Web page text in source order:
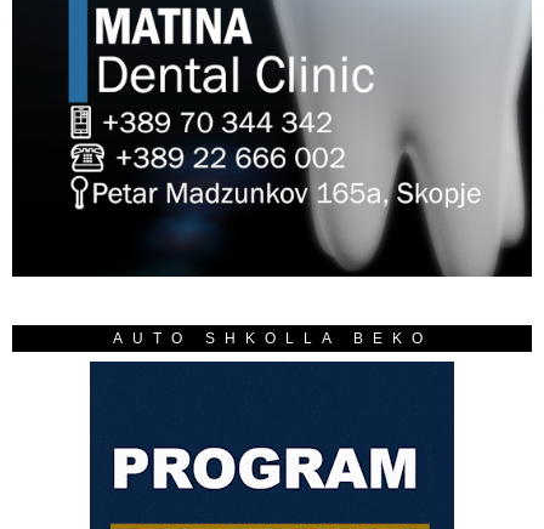
AUTO SHKOLLA BEKO